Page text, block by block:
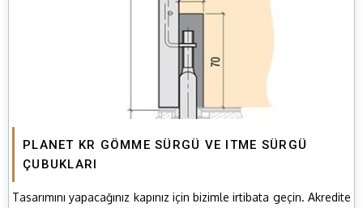
PLANET KR GÖMME SÜRGÜ VE ITME SÜRGÜ
ÇUBUKLARI
Tasarımını yapacağınız kapınız için bizimle irtibata geçin. Akredite